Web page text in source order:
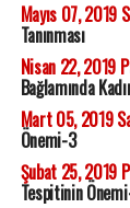
Mayıs 07, 2019
Tanınması
Nisan 22, 2019
Bağlamında
Mart 05, 2019
Önemi-3
Şubat 25, 2019
Tespitinin